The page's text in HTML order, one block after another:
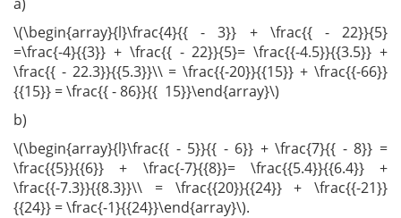
\(\begin{array}{l}\frac{4}{{ - 3}} + \frac{{ - 22}}{5}
=\frac{-4}{{3}} + \frac{{ - 22}}{5}= \frac{{-4.5}}{{3.5}} +
\frac{{ - 22.3}}{{5.3}}\\ = \frac{{-20}}{{15}} + \frac{{-66}}
{{15}} = \frac{{ - 86}}{{ 15}}\end{array}\)
b)
\(\begin{array}{l}\frac{{ - 5}}{{ - 6}} + \frac{7}{{ - 8}} =
\frac{{5}}{{6}} + \frac{-7}{{8}}= \frac{{5.4}}{{6.4}} +
\frac{{-7.3}}{{8.3}}\\ = \frac{{20}}{{24}} + \frac{{-21}}
{{24}} = \frac{-1}{{24}}\end{array}\).